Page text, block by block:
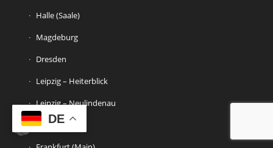
Halle (Saale)
Magdeburg
Dresden
Leipzig – Heiterblick
Leipzig – Neulindenau
Leverkusen
DE